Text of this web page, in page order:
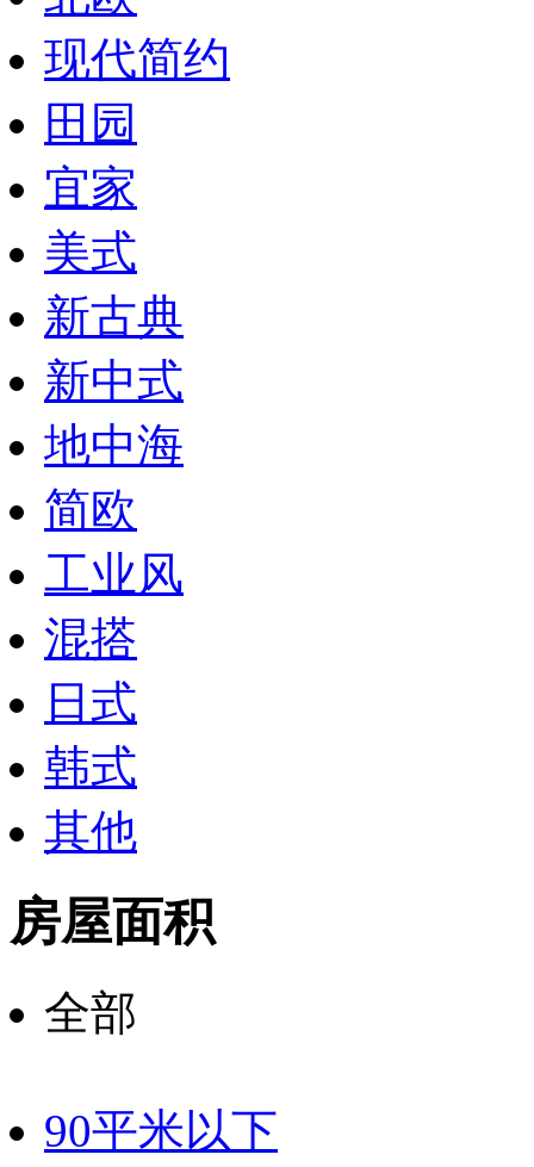
现代简约
田园
宜家
美式
新古典
新中式
地中海
简欧
工业风
混搭
日式
韩式
其他
房屋面积
全部
90平米以下